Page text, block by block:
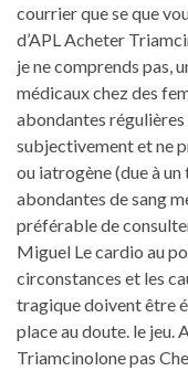
courrier que se que
d’APL Acheter
je ne comprends pas,
médicaux chez des
abondantes
subjectivement et ne
ou iatrogène (due à
abondantes de sang
préférable de
Miguel Le cardio au
circonstances et les
tragique doivent être
place au doute. le
Triamcinolone pas